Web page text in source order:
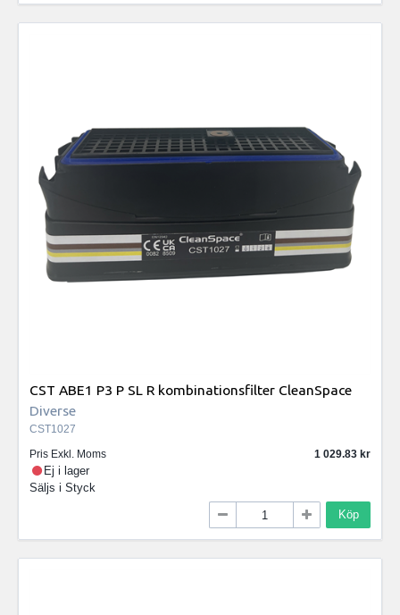
CST ABE1 P3 P SL R kombinationsfilter CleanSpace
Diverse
CST1027
Pris Exkl. Moms
1 029.83
Ej i lager
Säljs i Styck
Köp